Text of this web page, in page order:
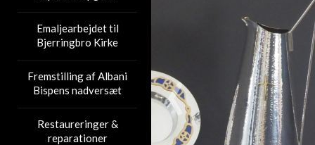
Emaljearbejdet til
Bjerringbro Kirke
Fremstilling af Albani
Bispens nadversæt
Restaureringer &
reparationer
‹